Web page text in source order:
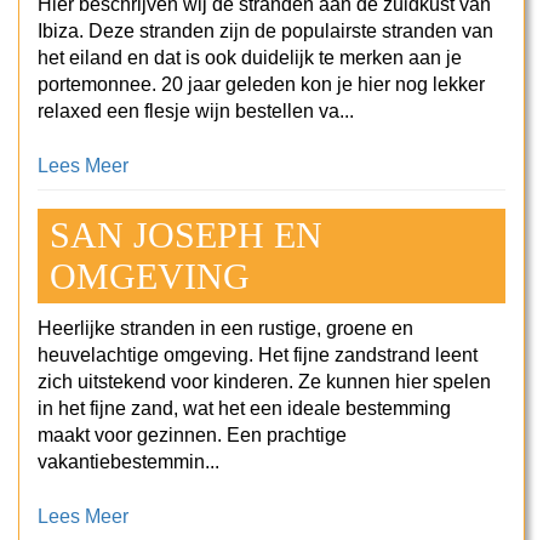
Hier beschrijven wij de stranden aan de zuidkust van
Ibiza. Deze stranden zijn de populairste stranden van
het eiland en dat is ook duidelijk te merken aan je
portemonnee. 20 jaar geleden kon je hier nog lekker
relaxed een flesje wijn bestellen va...
Lees Meer
SAN JOSEPH EN
OMGEVING
Heerlijke stranden in een rustige, groene en
heuvelachtige omgeving. Het fijne zandstrand leent
zich uitstekend voor kinderen. Ze kunnen hier spelen
in het fijne zand, wat het een ideale bestemming
maakt voor gezinnen. Een prachtige
vakantiebestemmin...
Lees Meer